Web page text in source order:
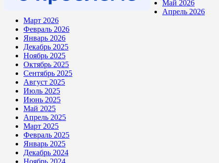
Май 2026
Апрель 2026
Март 2026
Февраль 2026
Январь 2026
Декабрь 2025
Ноябрь 2025
Октябрь 2025
Сентябрь 2025
Август 2025
Июль 2025
Июнь 2025
Май 2025
Апрель 2025
Март 2025
Февраль 2025
Январь 2025
Декабрь 2024
Ноябрь 2024